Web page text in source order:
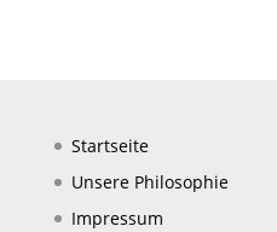
Startseite
Unsere Philosophie
Impressum